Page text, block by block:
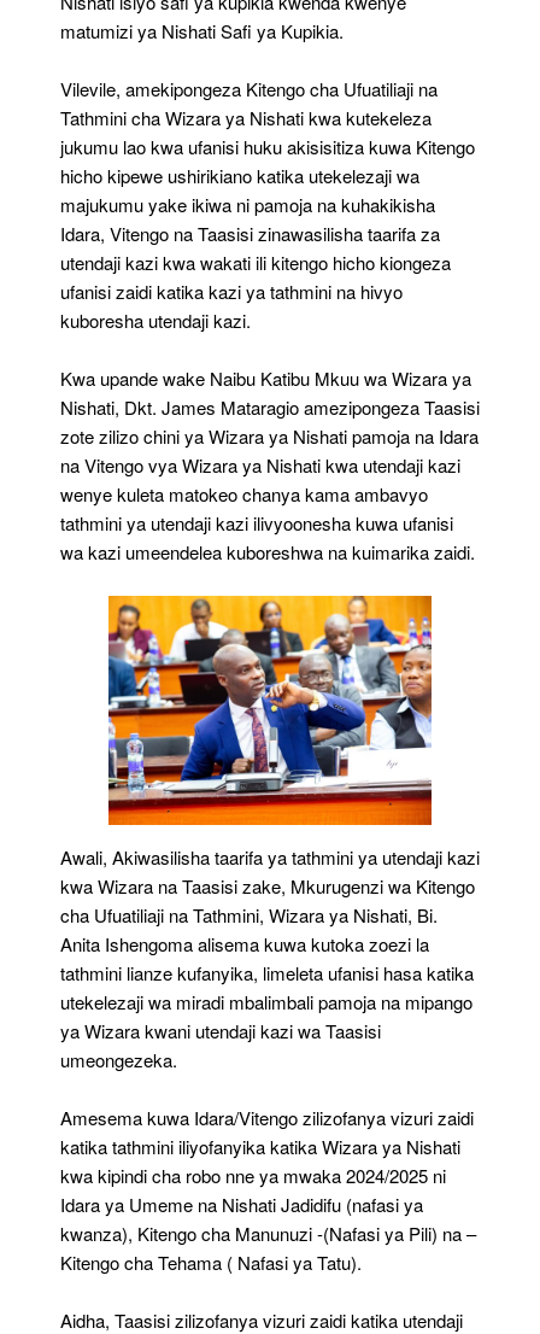
matumizi ya Nishati Safi ya Kupikia.
Vilevile, amekipongeza Kitengo cha Ufuatiliaji na
Tathmini cha Wizara ya Nishati kwa kutekeleza
jukumu lao kwa ufanisi huku akisisitiza kuwa Kitengo
hicho kipewe ushirikiano katika utekelezaji wa
majukumu yake ikiwa ni pamoja na kuhakikisha
Idara, Vitengo na Taasisi zinawasilisha taarifa za
utendaji kazi kwa wakati ili kitengo hicho kiongeza
ufanisi zaidi katika kazi ya tathmini na hivyo
kuboresha utendaji kazi.
Kwa upande wake Naibu Katibu Mkuu wa Wizara ya
Nishati, Dkt. James Mataragio amezipongeza Taasisi
zote zilizo chini ya Wizara ya Nishati pamoja na Idara
na Vitengo vya Wizara ya Nishati kwa utendaji kazi
wenye kuleta matokeo chanya kama ambavyo
tathmini ya utendaji kazi ilivyoonesha kuwa ufanisi
wa kazi umeendelea kuboreshwa na kuimarika zaidi.
Awali, Akiwasilisha taarifa ya tathmini ya utendaji kazi
kwa Wizara na Taasisi zake, Mkurugenzi wa Kitengo
cha Ufuatiliaji na Tathmini, Wizara ya Nishati, Bi.
Anita Ishengoma alisema kuwa kutoka zoezi la
tathmini lianze kufanyika, limeleta ufanisi hasa katika
utekelezaji wa miradi mbalimbali pamoja na mipango
ya Wizara kwani utendaji kazi wa Taasisi
umeongezeka.
Amesema kuwa Idara/Vitengo zilizofanya vizuri zaidi
katika tathmini iliyofanyika katika Wizara ya Nishati
kwa kipindi cha robo nne ya mwaka 2024/2025 ni
Idara ya Umeme na Nishati Jadidifu (nafasi ya
kwanza), Kitengo cha Manunuzi -(Nafasi ya Pili) na –
Kitengo cha Tehama ( Nafasi ya Tatu).
Aidha, Taasisi zilizofanya vizuri zaidi katika utendaji